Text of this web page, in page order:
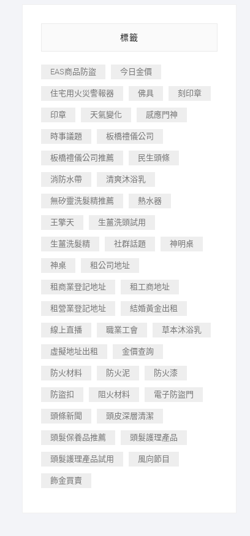
標籤
EAS商品防盜 今日金價
住宅用火災警報器 佛具 刻印章
印章 天氣變化 感應門神
時事議題 板橋禮儀公司
板橋禮儀公司推薦 民生頭條
消防水帶 清爽沐浴乳
無矽靈洗髮精推薦 熱水器
王擎天 生薑洗頭試用
生薑洗髮精 社群話題 神明桌
神桌 租公司地址
租商業登記地址 租工商地址
租營業登記地址 結婚黃金出租
線上直播 職業工會 草本沐浴乳
虛擬地址出租 金價查詢
防火材料 防火泥 防火漆
防盜扣 阻火材料 電子防盜門
頭條新聞 頭皮深層清潔
頭髮保養品推薦 頭髮護理產品
頭髮護理產品試用 風向節目
飾金買賣